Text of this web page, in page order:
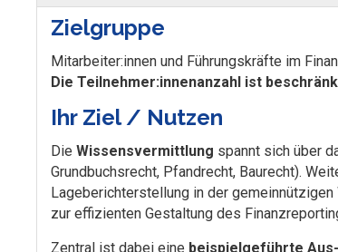
Zielgruppe
Mitarbeiter:innen und Führungskräfte im
Die Teilnehmer:innenanzahl ist
Ihr Ziel / Nutzen
Die Wissensvermittlung spannt sich über
Grundbuchsrecht, Pfandrecht, Baurecht).
Lageberichterstellung in der
zur effizienten Gestaltung des
Zentral ist dabei eine beispielgeführte